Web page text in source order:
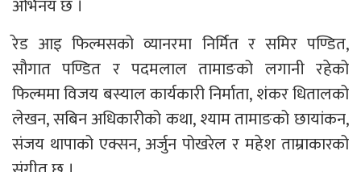
अभिनय छ ।
रेड आइ फिल्मसको व्यानरमा निर्मित र समिर पण्डित,
सौगात पण्डित र पदमलाल तामाङको लगानी रहेको
फिल्ममा विजय बस्याल कार्यकारी निर्माता, शंकर धितालको
लेखन, सबिन अधिकारीको कथा, श्याम तामाङको छायांकन,
संजय थापाको एक्सन, अर्जुन पोखरेल र महेश ताम्राकारको